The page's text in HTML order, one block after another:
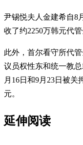
尹锡悦夫人金建希自8
收了约2250万韩元代
此外，首尔看守所代
议员权性东和统一教
月16日和9月23日被关
元。
延伸阅读